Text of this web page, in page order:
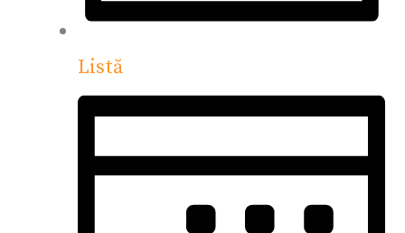
Listă